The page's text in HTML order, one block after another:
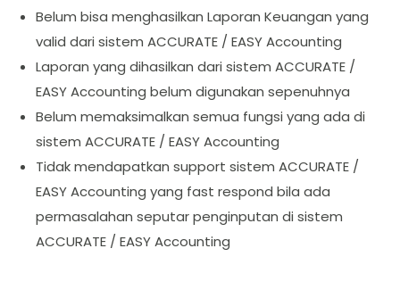
Belum bisa menghasilkan Laporan Keuangan yang
valid dari sistem ACCURATE / EASY Accounting
Laporan yang dihasilkan dari sistem ACCURATE /
EASY Accounting belum digunakan sepenuhnya
Belum memaksimalkan semua fungsi yang ada di
sistem ACCURATE / EASY Accounting
Tidak mendapatkan support sistem ACCURATE /
EASY Accounting yang fast respond bila ada
permasalahan seputar penginputan di sistem
ACCURATE / EASY Accounting